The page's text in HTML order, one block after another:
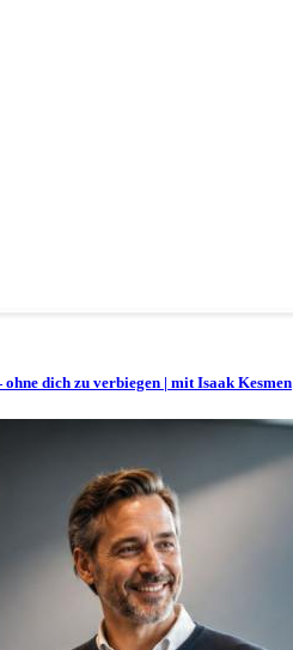
dich zu verbiegen | mit Isaak Kesmen